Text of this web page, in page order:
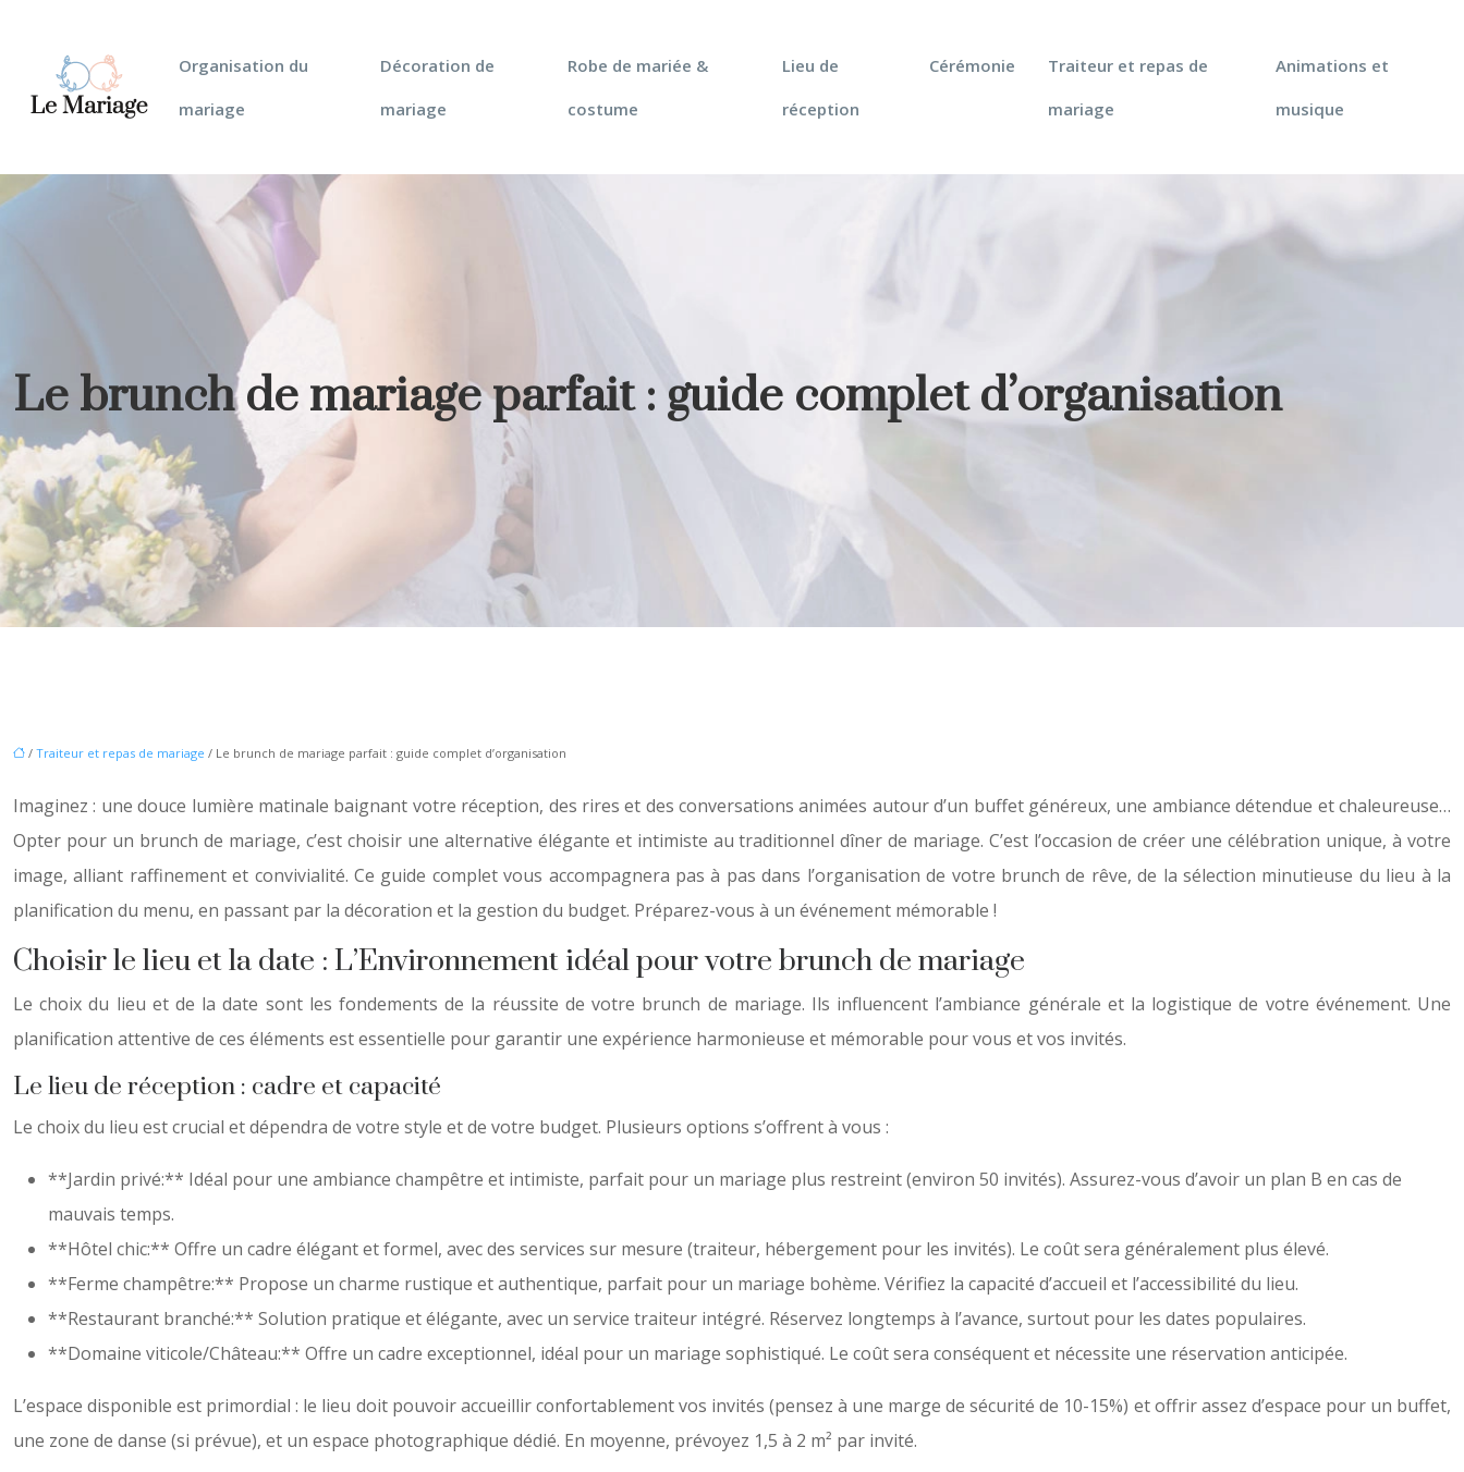
Organisation du
mariage
Décoration de
mariage
Robe de mariée &
costume
Lieu de
réception
Cérémonie
Traiteur et repas de
mariage
Animations et
musique
Le brunch de mariage parfait : guide complet d’organisation
/ Traiteur et repas de mariage / Le brunch de mariage parfait : guide complet d’organisation
Imaginez : une douce lumière matinale baignant votre réception, des rires et des conversations animées autour d’un buffet généreux, une ambiance détendue et chaleureuse…
Opter pour un brunch de mariage, c’est choisir une alternative élégante et intimiste au traditionnel dîner de mariage. C’est l’occasion de créer une célébration unique, à votre
image, alliant raffinement et convivialité. Ce guide complet vous accompagnera pas à pas dans l’organisation de votre brunch de rêve, de la sélection minutieuse du lieu à la
planification du menu, en passant par la décoration et la gestion du budget. Préparez-vous à un événement mémorable !
Choisir le lieu et la date : L’Environnement idéal pour votre brunch de mariage
Le choix du lieu et de la date sont les fondements de la réussite de votre brunch de mariage. Ils influencent l’ambiance générale et la logistique de votre événement. Une
planification attentive de ces éléments est essentielle pour garantir une expérience harmonieuse et mémorable pour vous et vos invités.
Le lieu de réception : cadre et capacité
Le choix du lieu est crucial et dépendra de votre style et de votre budget. Plusieurs options s’offrent à vous :
**Jardin privé:** Idéal pour une ambiance champêtre et intimiste, parfait pour un mariage plus restreint (environ 50 invités). Assurez-vous d’avoir un plan B en cas de
mauvais temps.
**Hôtel chic:** Offre un cadre élégant et formel, avec des services sur mesure (traiteur, hébergement pour les invités). Le coût sera généralement plus élevé.
**Ferme champêtre:** Propose un charme rustique et authentique, parfait pour un mariage bohème. Vérifiez la capacité d’accueil et l’accessibilité du lieu.
**Restaurant branché:** Solution pratique et élégante, avec un service traiteur intégré. Réservez longtemps à l’avance, surtout pour les dates populaires.
**Domaine viticole/Château:** Offre un cadre exceptionnel, idéal pour un mariage sophistiqué. Le coût sera conséquent et nécessite une réservation anticipée.
L’espace disponible est primordial : le lieu doit pouvoir accueillir confortablement vos invités (pensez à une marge de sécurité de 10-15%) et offrir assez d’espace pour un buffet,
une zone de danse (si prévue), et un espace photographique dédié. En moyenne, prévoyez 1,5 à 2 m² par invité.